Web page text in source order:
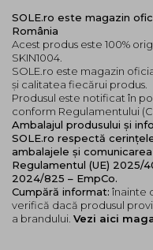
SOLE.ro este magazin
România
Acest produs este 100%
SKIN1004.
SOLE.ro este magazin
și calitatea fiecărui produs.
Produsul este notificat în
conform Regulamentului
Ambalajul produsului și
SOLE.ro respectă
ambalajele și
Regulamentul (UE) 2025/
2024/825 – EmpCo.
Cumpără informat: înainte
verifică dacă produsul
a brandului. Vezi aici